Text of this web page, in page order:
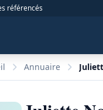
référencés
Annuaire